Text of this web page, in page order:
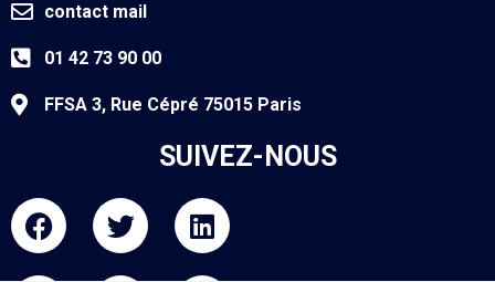
contact mail
01 42 73 90 00
FFSA 3, Rue Cépré 75015 Paris
SUIVEZ-NOUS
F
a
T
w
L
i